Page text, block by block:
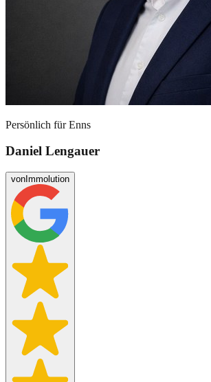
Persönlich fürEnns
Daniel Lengauer
von Immolution